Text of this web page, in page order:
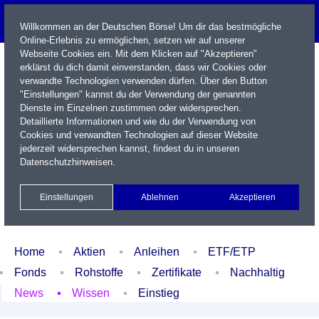
Name / WKN / ISIN / Kürzel
Xetra Realtime
Watchlist Portfolio Login
Home Aktien Anleihen
ETF/ETP
Fonds
Rohstoffe Zertifikate
Nachhaltig
News
Wissen Einstieg
Willkommen an der Deutschen Börse! Um dir das bestmögliche
Online-Erlebnis zu ermöglichen, setzen wir auf unserer
Webseite Cookies ein. Mit dem Klicken auf "Akzeptieren"
erklärst du dich damit einverstanden, dass wir Cookies oder
verwandte Technologien verwenden dürfen. Über den Button
"Einstellungen" kannst du der Verwendung der genannten
Dienste im Einzelnen zustimmen oder widersprechen.
Detaillierte Informationen und wie du der Verwendung von
Cookies und verwandten Technologien auf dieser Website
jederzeit widersprechen kannst, findest du in unseren
Datenschutzhinweisen.
Einstellungen Ablehnen Akzeptieren